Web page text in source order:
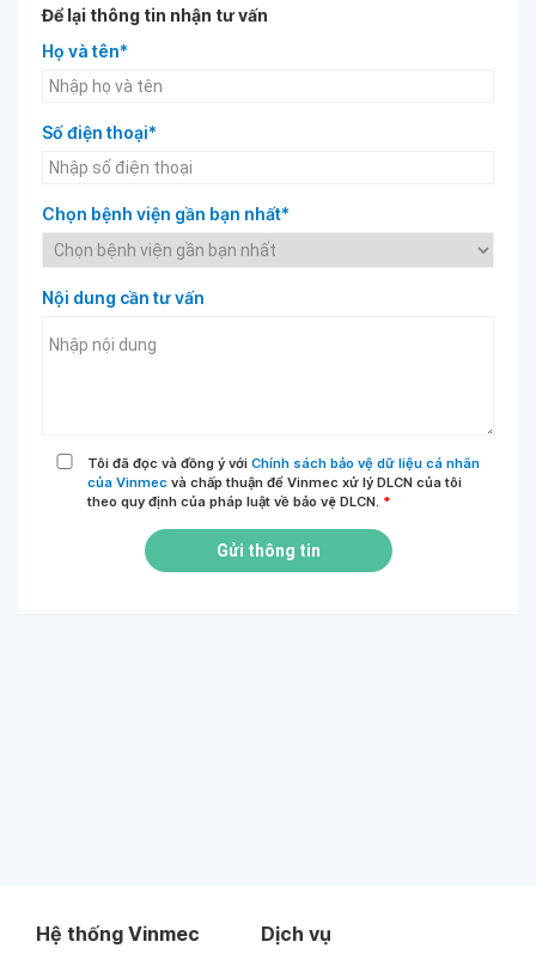
Để lại thông tin nhận tư vấn
Họ và tên*
Số điện thoại*
Chọn bệnh viện gần bạn nhất*
Nội dung cần tư vấn
Tôi đã đọc và đồng ý với Chính sách bảo vệ dữ liệu cá nhân
của Vinmec và chấp thuận để Vinmec xử lý DLCN của tôi
theo quy định của pháp luật về bảo vệ DLCN. *
Gửi thông tin
Hệ thống Vinmec Dịch vụ